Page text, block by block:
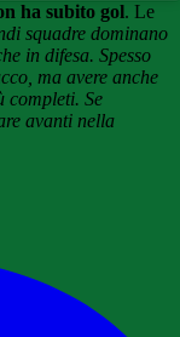
ha subito gol. Le
squadre dominano
in difesa. Spesso
ma avere anche
completi. Se
avanti nella